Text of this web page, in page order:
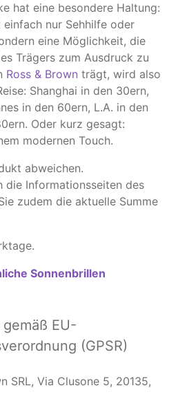
hat eine besondere Haltung:
nur Sehhilfe oder
eine Möglichkeit, die
Trägers zum Ausdruck zu
Ross & Brown trägt, wird also
Shanghai in den 30ern,
in den 60ern, L.A. in den
Oder kurz gesagt:
modernen Touch.
abweichen.
die Informationsseiten des
zudem die aktuelle Summe
Sonnenbrillen
gemäß EU-
(GPSR)
SRL, Via Clusone 5, 20135,